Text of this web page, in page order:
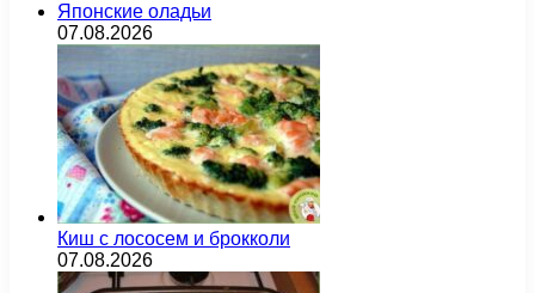
Японские оладьи
07.08.2026
Киш с лососем и брокколи
07.08.2026